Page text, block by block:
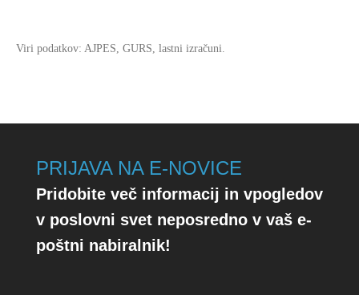
Viri podatkov: AJPES, GURS, lastni izračuni.
PRIJAVA NA E-NOVICE
Pridobite več informacij in vpogledov
v poslovni svet neposredno v vaš e-
poštni nabiralnik!